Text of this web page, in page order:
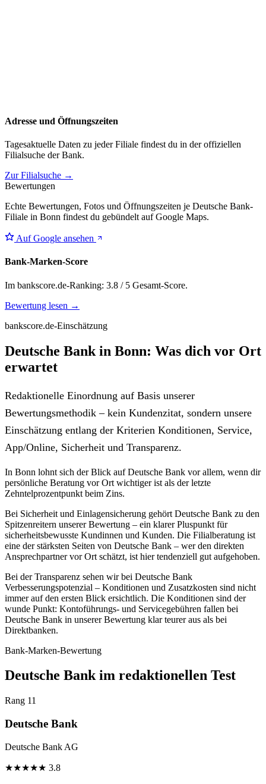
Adresse und Öffnungszeiten
Tagesaktuelle Daten zu jeder Filiale findest du in der offiziellen
Filialsuche der Bank.
Zur Filialsuche →
Bewertungen
Echte Bewertungen, Fotos und Öffnungszeiten je Deutsche Bank-
Filiale in Bonn findest du gebündelt auf Google Maps.
Auf Google ansehen
Bank-Marken-Score
Im bankscore.de-Ranking: 3.8 / 5 Gesamt-Score.
Bewertung lesen →
bankscore.de-Einschätzung
Deutsche Bank in Bonn: Was dich vor Ort
erwartet
Redaktionelle Einordnung auf Basis unserer
Bewertungsmethodik – kein Kundenzitat, sondern unsere
Einschätzung entlang der Kriterien Konditionen, Service,
App/Online, Sicherheit und Transparenz.
In Bonn lohnt sich der Blick auf Deutsche Bank vor allem, wenn dir
persönliche Beratung vor Ort wichtiger ist als der letzte
Zehntelprozentpunkt beim Zins.
Bei Sicherheit und Einlagensicherung gehört Deutsche Bank zu den
Spitzenreitern unserer Bewertung – ein klarer Pluspunkt für
sicherheitsbewusste Kundinnen und Kunden. Die Filialberatung ist
eine der stärksten Seiten von Deutsche Bank – wer den direkten
Ansprechpartner vor Ort schätzt, ist hier tendenziell gut aufgehoben.
Bei der Transparenz sehen wir bei Deutsche Bank
Verbesserungspotenzial – Konditionen und Zusatzkosten sind nicht
immer auf den ersten Blick ersichtlich. Die Konditionen sind der
wunde Punkt: Kontoführungs- und Servicegebühren fallen bei
Deutsche Bank in unserer Bewertung klar teurer aus als bei
Direktbanken.
Bank-Marken-Bewertung
Deutsche Bank im redaktionellen Test
Rang 11
Deutsche Bank
Deutsche Bank AG
★★★★★ 3.8